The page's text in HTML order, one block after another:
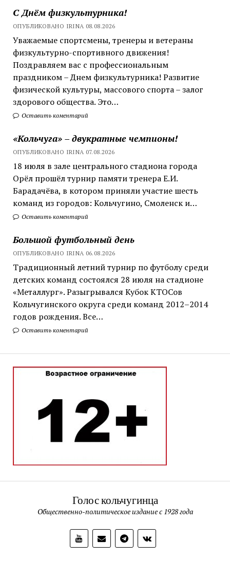
С Днём физкультурника!
ОПУБЛИКОВАНО IRINA 08.08.2026
Уважаемые спортсмены, тренеры и ветераны
физкультурно-спортивного движения!
Поздравляем вас с профессиональным
праздником – Днем физкультурника! Развитие
физической культуры, массового спорта – залог
здорового общества. Это…
Оставить коментарий
«Кольчуга» – двукратные чемпионы!
ОПУБЛИКОВАНО IRINA 07.08.2026
18 июля в зале центрального стадиона города
Орёл прошёл турнир памяти тренера Е.И.
Барадачёва, в котором приняли участие шесть
команд из городов: Кольчугино, Смоленск и…
Оставить коментарий
Большой футбольный день
ОПУБЛИКОВАНО IRINA 06.08.2026
Традиционный летний турнир по футболу среди
детских команд состоялся 28 июля на стадионе
«Металлург». Разыгрывался Кубок КТОСов
Кольчугинского округа среди команд 2012–2014
годов рождения. Все…
Оставить коментарий
Голос кольчугинца
Общественно-политическое издание с 1928 года